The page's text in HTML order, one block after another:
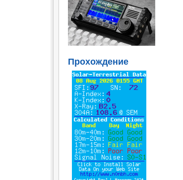
Прохождение